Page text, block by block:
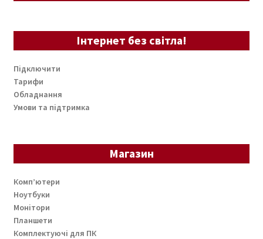
Інтернет без світла!
Підключити
Тарифи
Обладнання
Умови та підтримка
Магазин
Комп’ютери
Ноутбуки
Монітори
Планшети
Комплектуючі для ПК